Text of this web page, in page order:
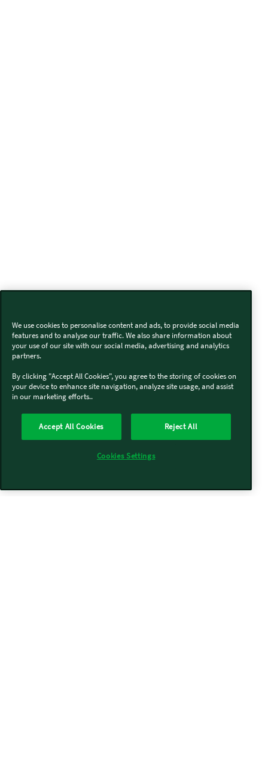
We use cookies to personalise content and ads, to provide social media
features and to analyse our traffic. We also share information about
your use of our site with our social media, advertising and analytics
partners.
By clicking "Accept All Cookies", you agree to the storing of cookies on
your device to enhance site navigation, analyze site usage, and assist
in our marketing efforts..
Accept All Cookies Reject All
Cookies Settings